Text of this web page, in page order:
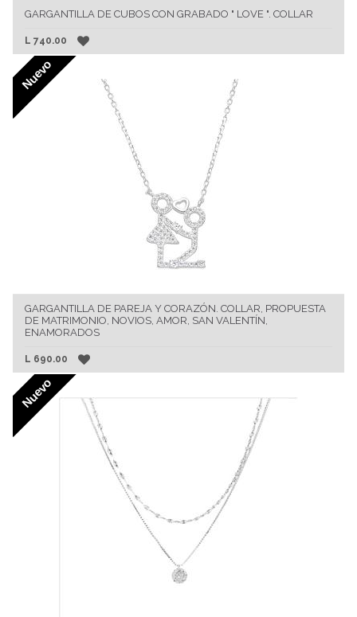
GARGANTILLA DE CUBOS CON GRABADO " LOVE ". COLLAR
L 740.00
Nuevo
GARGANTILLA DE PAREJA Y CORAZÓN. COLLAR, PROPUESTA
DE MATRIMONIO, NOVIOS, AMOR, SAN VALENTÍN,
ENAMORADOS
L 690.00
Nuevo